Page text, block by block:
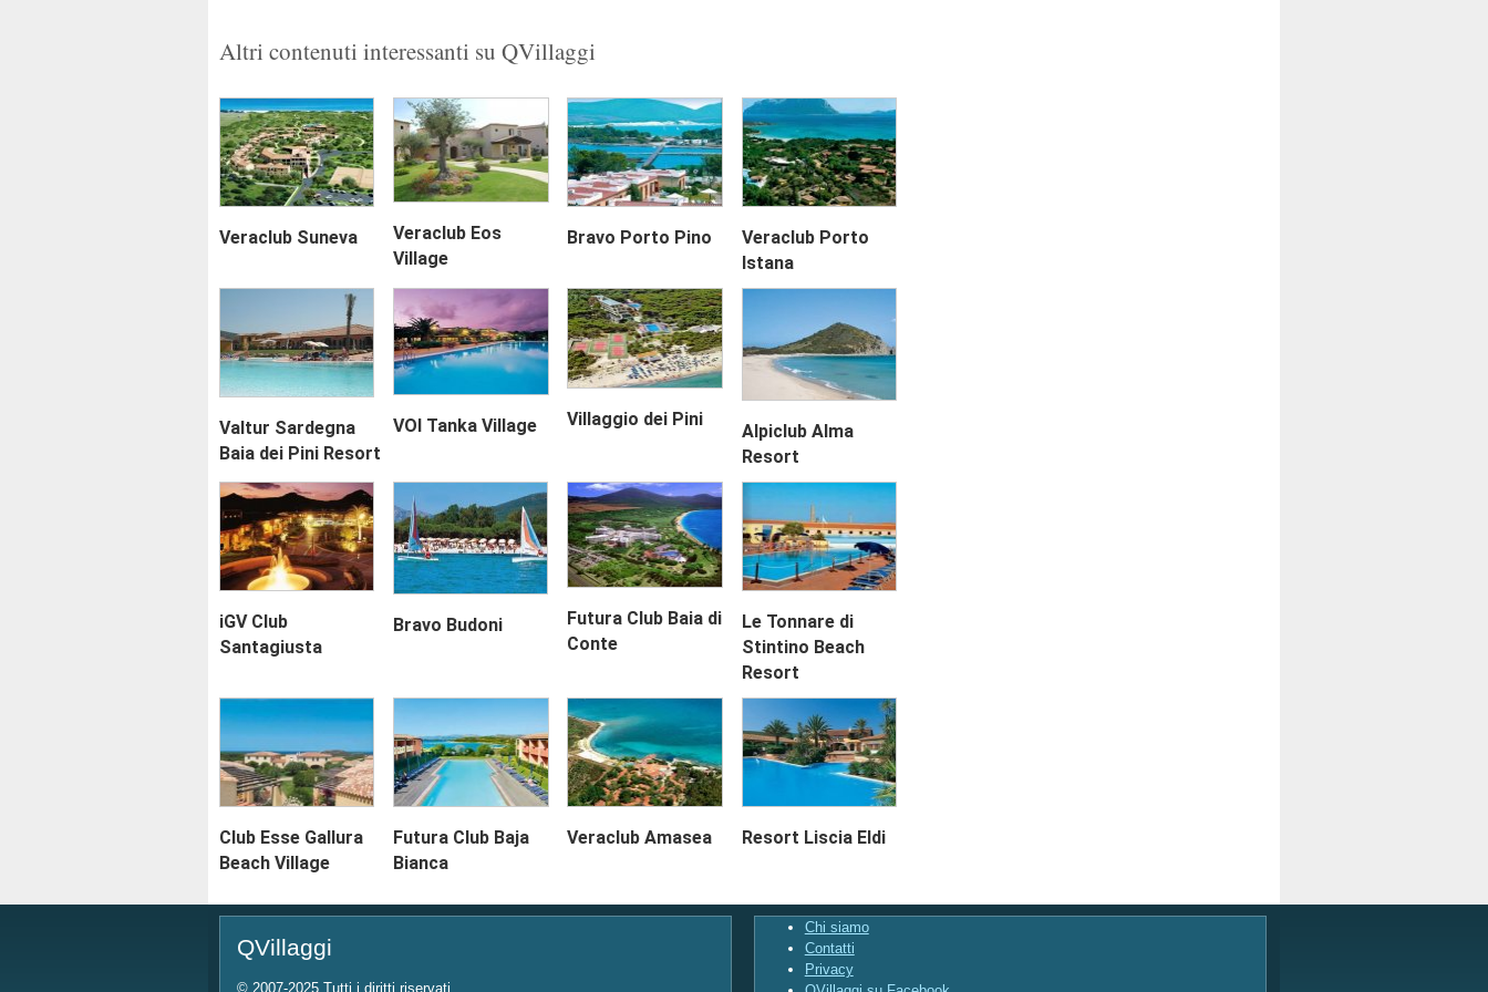
Altri contenuti interessanti su QVillaggi
Veraclub Suneva
Veraclub Eos
Village
Bravo Porto Pino
Veraclub Porto
Istana
Valtur Sardegna
Baia dei Pini Resort
VOI Tanka Village Villaggio dei Pini
Alpiclub Alma
Resort
iGV Club
Santagiusta
Bravo Budoni
Futura Club Baia di
Conte
Le Tonnare di
Stintino Beach
Resort
Club Esse Gallura
Beach Village
Futura Club Baja
Bianca
Veraclub Amasea Resort Liscia Eldi
Next
QVillaggi
© 2007-2025 Tutti i diritti riservati
Chi siamo
Contatti
Privacy